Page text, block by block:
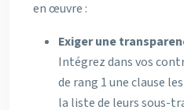
en œuvre :
Exiger une
Intégrez dans vos
de rang 1 une clause
la liste de leurs sous-